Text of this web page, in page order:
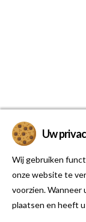
Uw
Wij gebruiken
onze website te
voorzien. Wanneer
plaatsen en heeft